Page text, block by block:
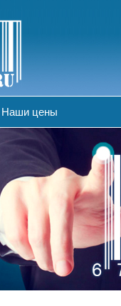
Наши цены